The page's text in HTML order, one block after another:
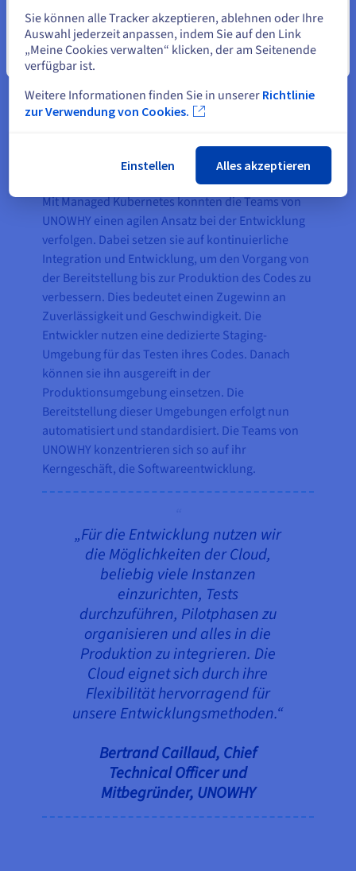
Das Ergebnis
Mit Managed Kubernetes konnten die Teams von
UNOWHY einen agilen Ansatz bei der Entwicklung
verfolgen. Dabei setzen sie auf kontinuierliche
Integration und Entwicklung, um den Vorgang von
der Bereitstellung bis zur Produktion des Codes zu
verbessern. Dies bedeutet einen Zugewinn an
Zuverlässigkeit und Geschwindigkeit. Die
Entwickler nutzen eine dedizierte Staging-
Umgebung für das Testen ihres Codes. Danach
können sie ihn ausgereift in der
Produktionsumgebung einsetzen. Die
Bereitstellung dieser Umgebungen erfolgt nun
automatisiert und standardisiert. Die Teams von
UNOWHY konzentrieren sich so auf ihr
Kerngeschäft, die Softwareentwicklung.
„Für die Entwicklung nutzen wir
die Möglichkeiten der Cloud,
beliebig viele Instanzen
einzurichten, Tests
durchzuführen, Pilotphasen zu
organisieren und alles in die
Produktion zu integrieren. Die
Cloud eignet sich durch ihre
Flexibilität hervorragend für
unsere Entwicklungsmethoden.“
Bertrand Caillaud, Chief
Technical Officer und
Mitbegründer, UNOWHY
Schließen
Sie können alle Tracker akzeptieren, ablehnen oder Ihre
Auswahl jederzeit anpassen, indem Sie auf den Link
„Meine Cookies verwalten“ klicken, der am Seitenende
verfügbar ist.
Weitere Informationen finden Sie in unserer Richtlinie
zur Verwendung von Cookies.
Einstellen Alles akzeptieren